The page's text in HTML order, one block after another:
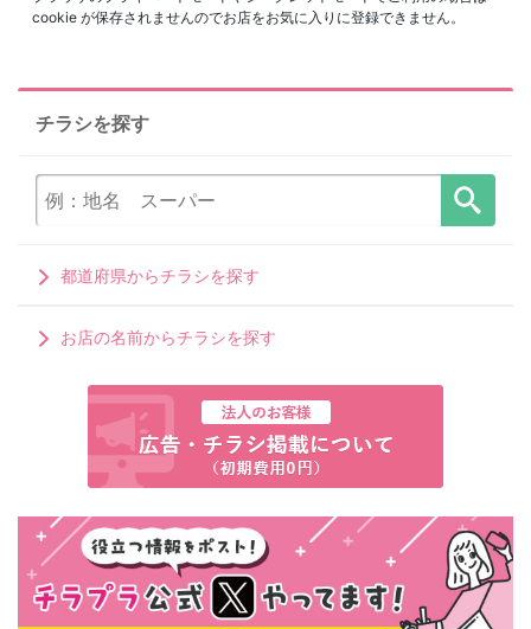
cookie が保存されませんのでお店をお気に入りに登録できません。
チラシを探す
都道府県からチラシを探す
お店の名前からチラシを探す